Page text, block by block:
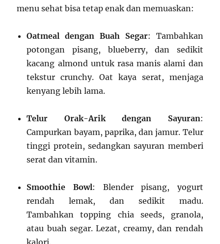
menu sehat bisa tetap enak dan memuaskan:
Oatmeal dengan Buah Segar: Tambahkan
potongan pisang, blueberry, dan sedikit
kacang almond untuk rasa manis alami dan
tekstur crunchy. Oat kaya serat, menjaga
kenyang lebih lama.
Telur Orak-Arik dengan Sayuran:
Campurkan bayam, paprika, dan jamur. Telur
tinggi protein, sedangkan sayuran memberi
serat dan vitamin.
Smoothie Bowl: Blender pisang, yogurt
rendah lemak, dan sedikit madu.
Tambahkan topping chia seeds, granola,
atau buah segar. Lezat, creamy, dan rendah
kalori.